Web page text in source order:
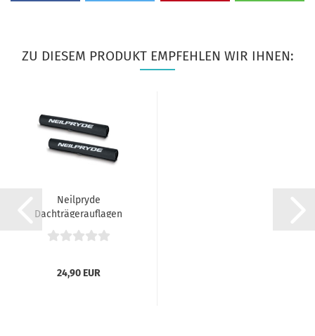
ZU DIESEM PRODUKT EMPFEHLEN WIR IHNEN:
Neilpryde
Dachträgerauflagen
24,90 EUR